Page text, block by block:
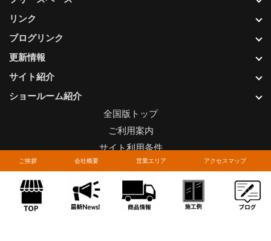
ご挨拶 会社概要 営業エリア アクセスマップ
更新情報
サイト紹介
ショールーム紹介
リンク
ブログリンク
全国版トップ
ご利用案内
サイト利用条件
プライバシーポリシー
関連リンク
お問い合わせについて